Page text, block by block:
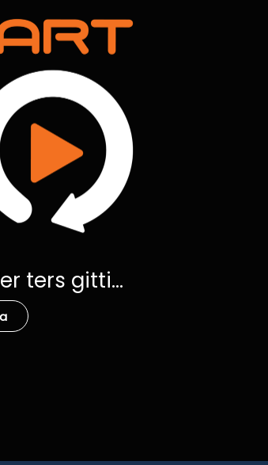
ters gitti...